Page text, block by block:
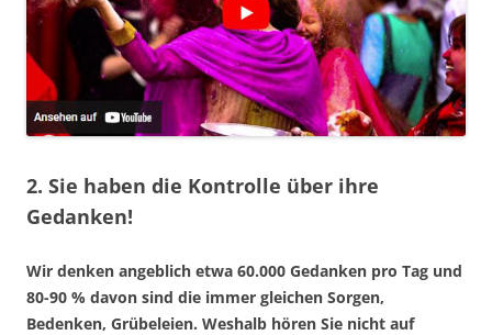
2. Sie haben die Kontrolle über ihre
Gedanken!
Wir denken angeblich etwa 60.000 Gedanken pro Tag und
80-90 % davon sind die immer gleichen Sorgen,
Bedenken, Grübeleien. Weshalb hören Sie nicht auf